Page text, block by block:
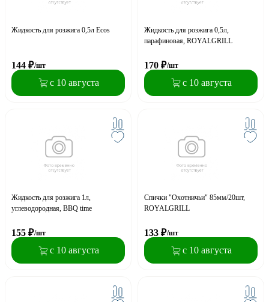
Жидкость для розжига 0,5л Ecos
144 ₽/шт
с 10 августа
Жидкость для розжига 0,5л,
парафиновая, ROYALGRILL
170 ₽/шт
с 10 августа
Жидкость для розжига 1л,
углеводородная, BBQ time
155 ₽/шт
с 10 августа
Спички "Охотничьи" 85мм/20шт,
ROYALGRILL
133 ₽/шт
с 10 августа